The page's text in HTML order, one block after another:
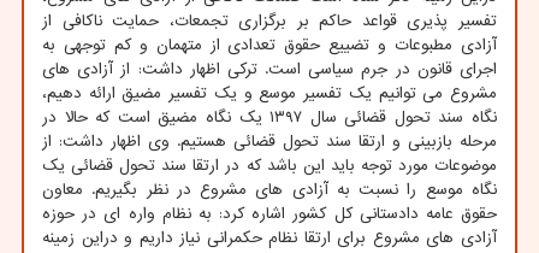
تفسیر پذیری قواعد حاکم بر برگزاری تجمعات، حمایت ناکافی از
آزادی مطبوعات و تضییع حقوق تعدادی از متهمان و کم توجهی به
اجرای قانون در جرم سیاسی است. ترکی اظهار داشت: از آزادی های
مشروع می توانیم یک تفسیر موسع و یک تفسیر مضیق ارائه دهیم،
نگاه سند تحول قضائی سال ۱۳۹۷ یک نگاه مضیق است که حالا در
مرحله بازبینی و ارتقا سند تحول قضائی هستیم. وی اظهار داشت: از
موضوعات مورد توجه باید این باشد که در ارتقا سند تحول قضائی یک
نگاه موسع را نسبت به آزادی های مشروع در نظر بگیریم. معاون
حقوق عامه دادستانی کل کشور اشاره کرد: به نظام واره ای در حوزه
آزادی های مشروع برای ارتقا نظام حکمرانی نیاز داریم و دراین زمینه